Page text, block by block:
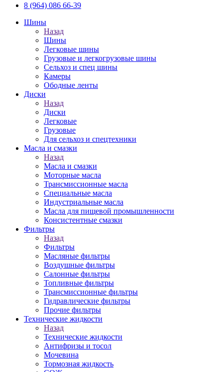
8 (964) 086 66-39
Шины
Назад
Шины
Легковые шины
Грузовые и легкогрузовые шины
Сельхоз и спец шины
Камеры
Ободные ленты
Диски
Назад
Диски
Легковые
Грузовые
Для сельхоз и спецтехники
Масла и смазки
Назад
Масла и смазки
Моторные масла
Трансмиссионные масла
Специальные масла
Индустриальные масла
Масла для пищевой промышленности
Консистентные смазки
Фильтры
Назад
Фильтры
Масляные фильтры
Воздушные фильтры
Салонные фильтры
Топливные фильтры
Трансмиссионные фильтры
Гидравлические фильтры
Прочие фильтры
Технические жидкости
Назад
Технические жидкости
Антифризы и тосол
Мочевина
Тормозная жидкость